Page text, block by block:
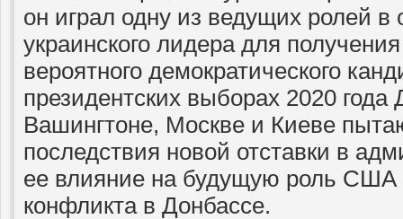
он играл одну из ведущих ролей в
украинского лидера для
вероятного демократического
президентских выборах 2020
Вашингтоне, Москве и Киеве
последствия новой отставки в
ее влияние на будущую роль США
конфликта в Донбассе.